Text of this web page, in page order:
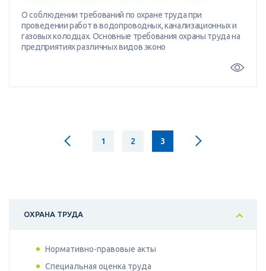
О соблюдении требований по охране труда при
проведении работ в водопроводных, канализационных и
газовых колодцах. Основные требования охраны труда на
предприятиях различных видов эконо
1 2 3
ОХРАНА ТРУДА
Нормативно-правовые акты
Специальная оценка труда